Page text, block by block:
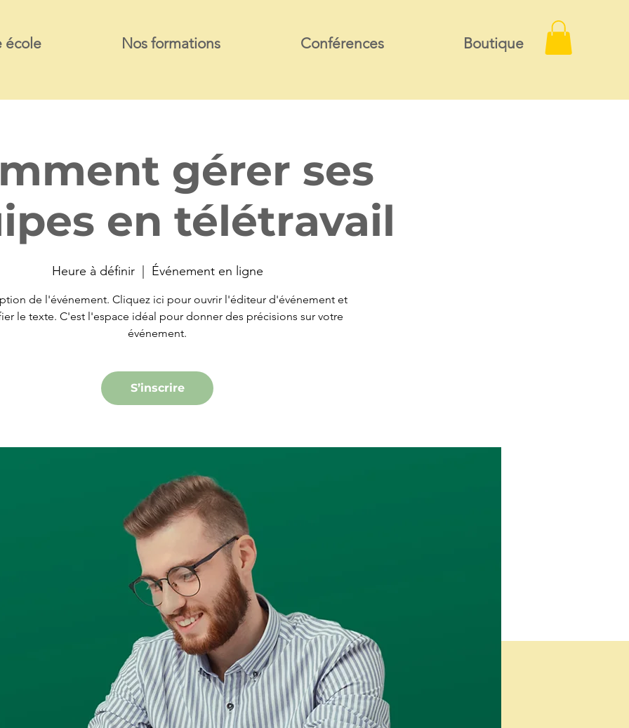
école Nos formations Conférences Boutique
gérer ses
en télétravail
Heure à définir
  |
Événement en ligne
de l'événement. Cliquez ici pour ouvrir l'éditeur d'événement et
le texte. C'est l'espace idéal pour donner des précisions sur votre
événement.
S’inscrire